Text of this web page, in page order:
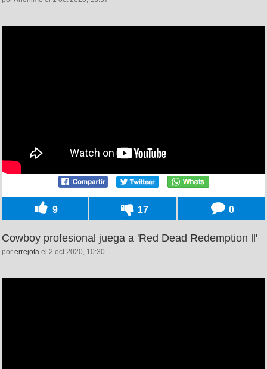
9 17 0
Cowboy profesional juega a 'Red Dead Redemption ll'
por errejota el 2 oct 2020, 10:30